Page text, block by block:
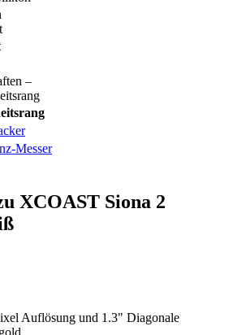
–
Messer
XCOAST Siona 2
Auflösung und 1.3" Diagonale